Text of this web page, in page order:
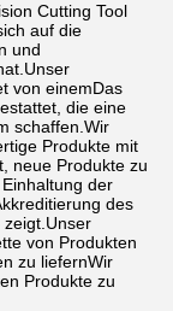
Cutting Tool
auf die
und
von einemDas
die eine
schaffen.Wir
Produkte mit
neue Produkte zu
der
des
von Produkten
zu liefernWir
Produkte zu